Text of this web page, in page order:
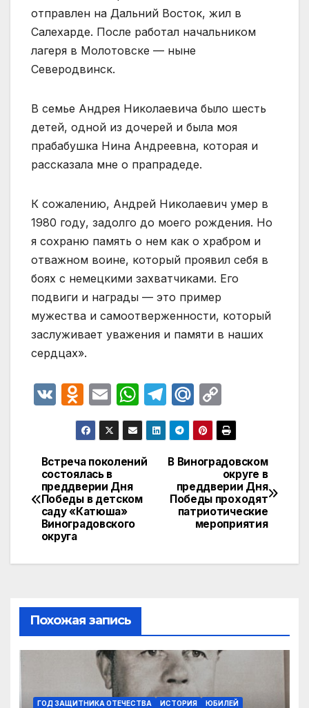
отправлен на Дальний Восток, жил в
Салехарде. После работал начальником
лагеря в Молотовске — ныне
Северодвинск.
В семье Андрея Николаевича было шесть
детей, одной из дочерей и была моя
прабабушка Нина Андреевна, которая и
рассказала мне о прапрадеде.
К сожалению, Андрей Николаевич умер в
1980 году, задолго до моего рождения. Но
я сохраню память о нем как о храбром и
отважном воине, который проявил себя в
боях с немецкими захватчиками. Его
подвиги и награды — это пример
мужества и самоотверженности, который
заслуживает уважения и памяти в наших
сердцах».
V
O
d
n
o
kl
a
s
ni
E
m
ail
W
h
at
s
p
T
el
e
gr
a
m
M
ail
.R
u
o
p
y
Li
n
k
Навигация
по
записям
В Виноградовском
округе в
преддверии Дня
Победы проходят
патриотические
мероприятия
Встреча поколений
состоялась в
преддверии Дня
Победы в детском
саду «Катюша»
Виноградовского
округа
Похожая запись
ГОД ЗАЩИТНИКА ОТЕЧЕСТВА ИСТОРИЯ ЮБИЛЕЙ